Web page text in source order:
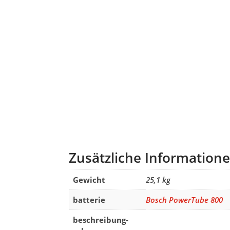
Zusätzliche
Gewicht
25,1 kg
batterie
Bosch PowerTube 800
beschreibung-